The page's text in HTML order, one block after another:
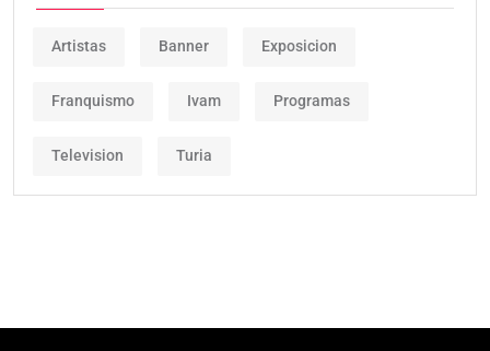
Artistas Banner Exposicion
Franquismo Ivam Programas
Television Turia